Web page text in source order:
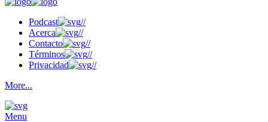
Podcast
//
Acerca
//
Contacto
//
Términos
//
Privacidad
//
More...
Menu